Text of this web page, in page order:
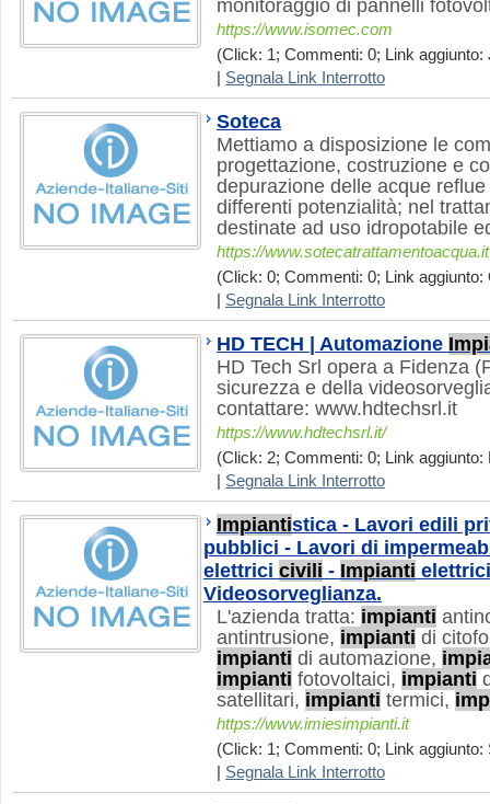
monitoraggio di pannelli
https://www.isomec.com
(Click: 1; Commenti: 0; Link aggiunto:
Segnala Link Interrotto
Soteca
Mettiamo a disposizione le
progettazione, costruzione e
depurazione delle acque reflue
differenti potenzialità; nel
destinate ad uso idropotabile
https://www.sotecatrattamentoacqua.it
(Click: 0; Commenti: 0; Link aggiunto:
Segnala Link Interrotto
HD TECH | Automazione
HD Tech Srl opera a Fidenza
sicurezza e della
contattare: www.hdtechsrl.it
https://www.hdtechsrl.it/
(Click: 2; Commenti: 0; Link aggiunto:
Segnala Link Interrotto
Impiantistica - Lavori edili
pubblici - Lavori di
elettrici civili - Impianti
Videosorveglianza.
L'azienda tratta: impianti
antintrusione, impianti di
impianti di automazione,
impianti fotovoltaici, impianti
satellitari, impianti termici,
https://www.imiesimpianti.it
(Click: 1; Commenti: 0; Link aggiunto:
Segnala Link Interrotto